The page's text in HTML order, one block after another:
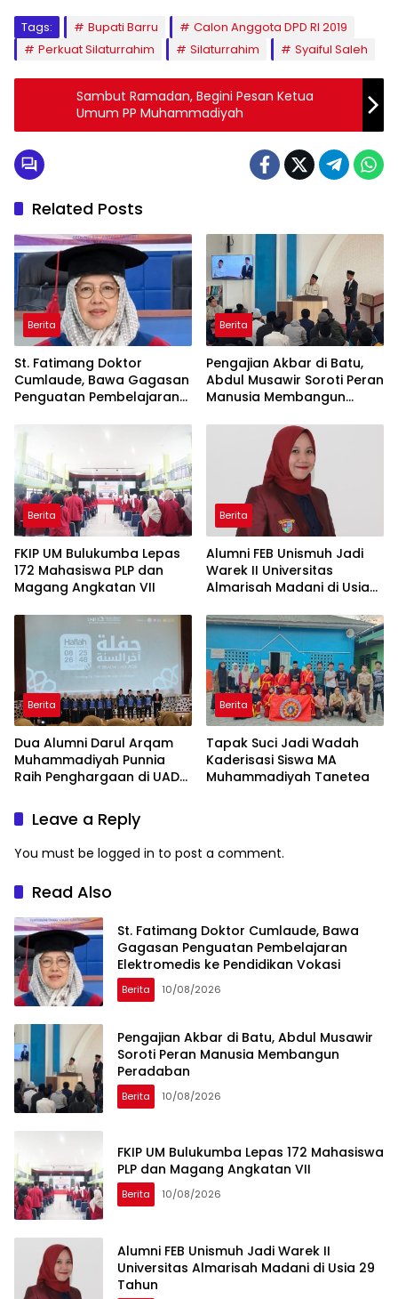
Tags: Bupati Barru
Calon Anggota DPD RI 2019
Perkuat Silaturrahim
Silaturrahim Syaiful Saleh
Sambut Ramadan, Begini Pesan Ketua
Umum PP Muhammadiyah
Related Posts
Berita
St. Fatimang Doktor
Cumlaude, Bawa Gagasan
Penguatan Pembelajaran
Vokasi
Berita
Pengajian Akbar di Batu,
Abdul Musawir Soroti Peran
Manusia Membangun
Berita
FKIP UM Bulukumba Lepas
172 Mahasiswa PLP dan
Magang Angkatan VII
Berita
Alumni FEB Unismuh Jadi
Warek II Universitas
Almarisah Madani di Usia
Berita
Dua Alumni Darul Arqam
Muhammadiyah Punnia
Raih Penghargaan di UAD
Berita
Tapak Suci Jadi Wadah
Kaderisasi Siswa MA
Muhammadiyah Tanetea
Leave a Reply
You must be logged in to post a comment.
Read Also
St. Fatimang Doktor Cumlaude, Bawa
Gagasan Penguatan Pembelajaran
Elektromedis ke Pendidikan Vokasi
Berita 10/08/2026
Pengajian Akbar di Batu, Abdul Musawir
Soroti Peran Manusia Membangun
Peradaban
Berita 10/08/2026
FKIP UM Bulukumba Lepas 172 Mahasiswa
PLP dan Magang Angkatan VII
Berita 10/08/2026
Alumni FEB Unismuh Jadi Warek II
Universitas Almarisah Madani di Usia 29
Tahun